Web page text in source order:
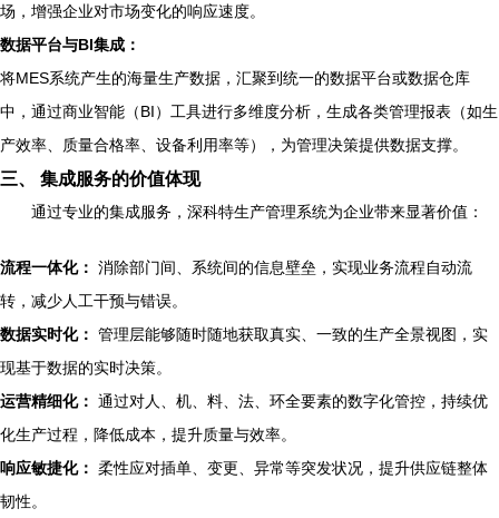
场，增强企业对市场变化的响应速度。
数据平台与BI集成：
将MES系统产生的海量生产数据，汇聚到统一的数据平台或数据仓库
中，通过商业智能（BI）工具进行多维度分析，生成各类管理报表（如生
产效率、质量合格率、设备利用率等），为管理决策提供数据支撑。
三、 集成服务的价值体现
通过专业的集成服务，深科特生产管理系统为企业带来显著价值：
流程一体化： 消除部门间、系统间的信息壁垒，实现业务流程自动流
转，减少人工干预与错误。
数据实时化： 管理层能够随时随地获取真实、一致的生产全景视图，实
现基于数据的实时决策。
运营精细化： 通过对人、机、料、法、环全要素的数字化管控，持续优
化生产过程，降低成本，提升质量与效率。
响应敏捷化： 柔性应对插单、变更、异常等突发状况，提升供应链整体
韧性。